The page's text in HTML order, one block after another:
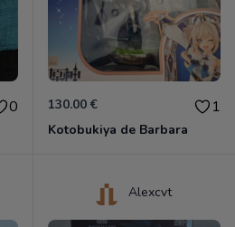
0 130.00 € 1
Kotobukiya de Barbara
Alexcvt